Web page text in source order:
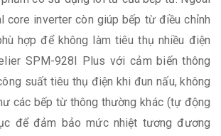
core inverter còn giúp bếp từ điều chỉnh
hợp để không làm tiêu thụ nhiều điện
SPM-928I Plus với cảm biến thông
suất tiêu thụ điện khi đun nấu, không
các bếp từ thông thường khác (tự động
để đảm bảo mức nhiệt tương đương